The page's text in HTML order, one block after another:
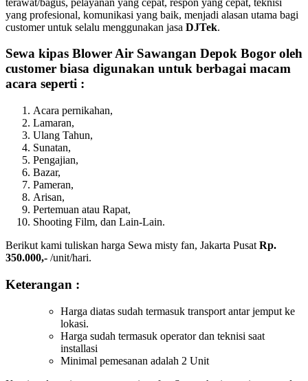
yang profesional, komunikasi yang baik, menjadi alasan utama bagi
customer untuk selalu menggunakan jasa DJTek.
Sewa kipas Blower Air Sawangan Depok Bogor oleh
customer biasa digunakan untuk berbagai macam
acara seperti :
Acara pernikahan,
Lamaran,
Ulang Tahun,
Sunatan,
Pengajian,
Bazar,
Pameran,
Arisan,
Pertemuan atau Rapat,
Shooting Film, dan Lain-Lain.
Berikut kami tuliskan harga Sewa misty fan, Jakarta Pusat Rp.
350.000,- /unit/hari.
Keterangan :
Harga diatas sudah termasuk transport antar jemput ke
lokasi.
Harga sudah termasuk operator dan teknisi saat
installasi
Minimal pemesanan adalah 2 Unit